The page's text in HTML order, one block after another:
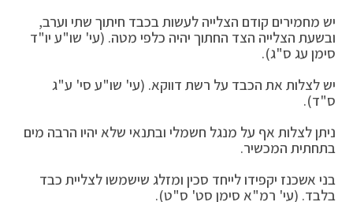
יש מחמירים קודם הצלייה לעשות בכבד חיתוך שתי וערב,
ובשעת הצלייה הצד החתוך יהיה כלפי מטה. (עי' שו"ע יו"ד
סימן עג ס"ג).
יש לצלות את הכבד על רשת דווקא. (עי' שו"ע סי' ע"ג
ס"ד).
ניתן לצלות אף על מנגל חשמלי ובתנאי שלא יהיו הרבה מים
בתחתית המכשיר.
בני אשכנז יקפידו לייחד סכין ומזלג שישמשו לצליית כבד
בלבד. (עי' רמ"א סימן סט' ס"ט).